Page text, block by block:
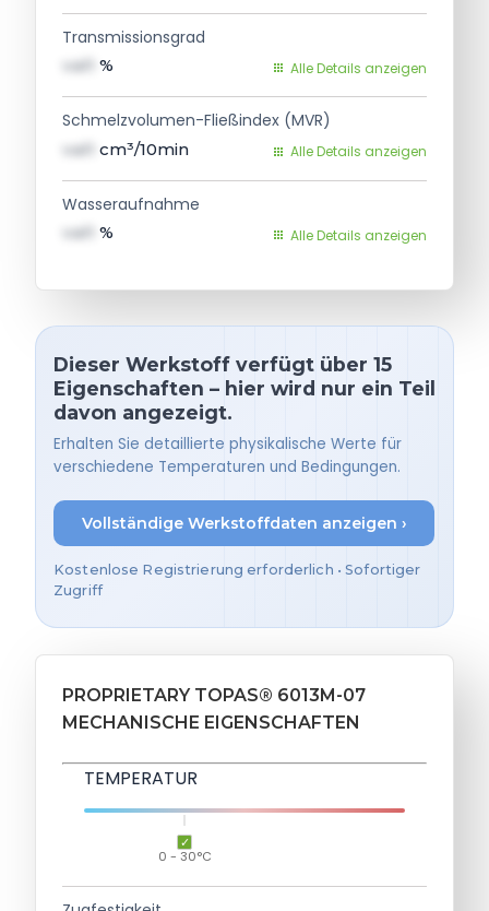
Transmissionsgrad
val1 % Alle Details anzeigen
Schmelzvolumen-Fließindex (MVR)
val1 cm³/10min Alle Details anzeigen
Wasseraufnahme
val1 % Alle Details anzeigen
Dieser Werkstoff verfügt über 15
Eigenschaften – hier wird nur ein Teil
davon angezeigt.
Erhalten Sie detaillierte physikalische Werte für
verschiedene Temperaturen und Bedingungen.
Vollständige Werkstoffdaten anzeigen ›
Kostenlose Registrierung erforderlich • Sofortiger
Zugriff
PROPRIETARY TOPAS® 6013M-07
MECHANISCHE EIGENSCHAFTEN
TEMPERATUR
0 - 30°C